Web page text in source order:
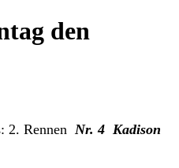
den
2. Rennen Nr. 4 Kadison